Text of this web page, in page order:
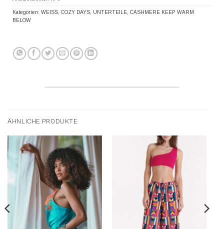
Kategorien: WEISS COZY DAYS UNTERTEILE CASHMERE KEEP WARM
BELOW
ÄHNLICHE PRODUKTE